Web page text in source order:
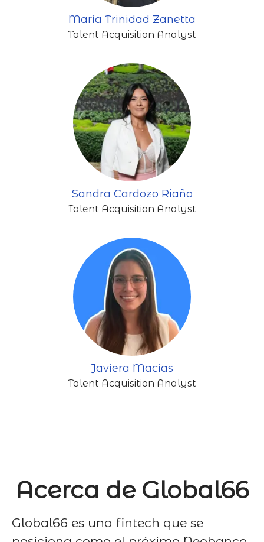
María Trinidad Zanetta
Talent Acquisition Analyst
Sandra Cardozo Riaño
Talent Acquisition Analyst
Javiera Macías
Talent Acquisition Analyst
Acerca de Global66
Global66 es una fintech que se